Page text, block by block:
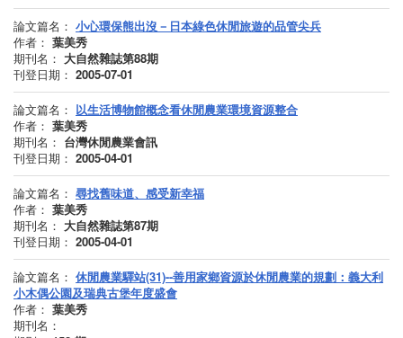
論文篇名： 小心環保熊出沒－日本綠色休閒旅遊的品管尖兵
作者： 葉美秀
期刊名： 大自然雜誌第88期
刊登日期： 2005-07-01
論文篇名： 以生活博物館概念看休閒農業環境資源整合
作者： 葉美秀
期刊名： 台灣休閒農業會訊
刊登日期： 2005-04-01
論文篇名： 尋找舊味道、感受新幸福
作者： 葉美秀
期刊名： 大自然雜誌第87期
刊登日期： 2005-04-01
論文篇名： 休閒農業驛站(31)--善用家鄉資源於休閒農業的規劃：義大利
小木偶公園及瑞典古堡年度盛會
作者： 葉美秀
期刊名：